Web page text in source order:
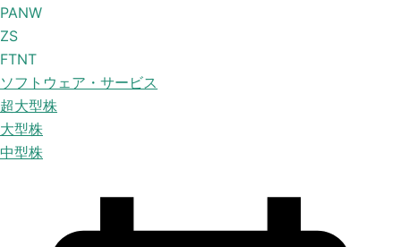
PANW
ZS
FTNT
ソフトウェア・サービス
超大型株
大型株
中型株